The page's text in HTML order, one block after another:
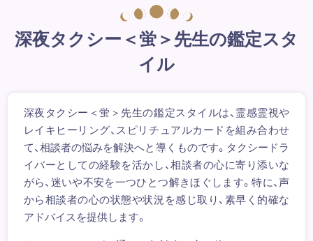
深夜タクシー＜蛍＞先生の鑑定スタ
イル
深夜タクシー＜蛍＞先生の鑑定スタイルは、霊感霊視や
レイキヒーリング、スピリチュアルカードを組み合わせ
て、相談者の悩みを解決へと導くものです。タクシードラ
イバーとしての経験を活かし、相談者の心に寄り添いな
がら、迷いや不安を一つひとつ解きほぐします。特に、声
から相談者の心の状態や状況を感じ取り、素早く的確な
アドバイスを提供します。